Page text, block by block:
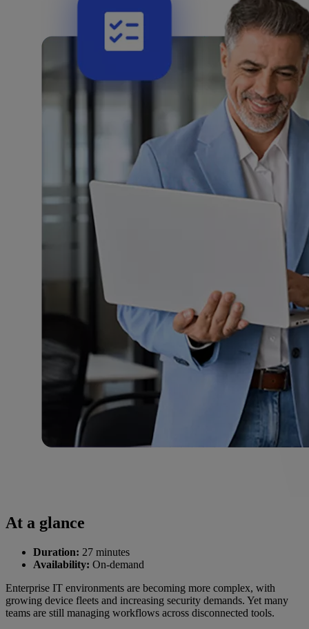
At a glance
Duration: 27 minutes
Availability: On-demand
Enterprise IT environments are becoming more complex, with
growing device fleets and increasing security demands. Yet many
teams are still managing workflows across disconnected tools.